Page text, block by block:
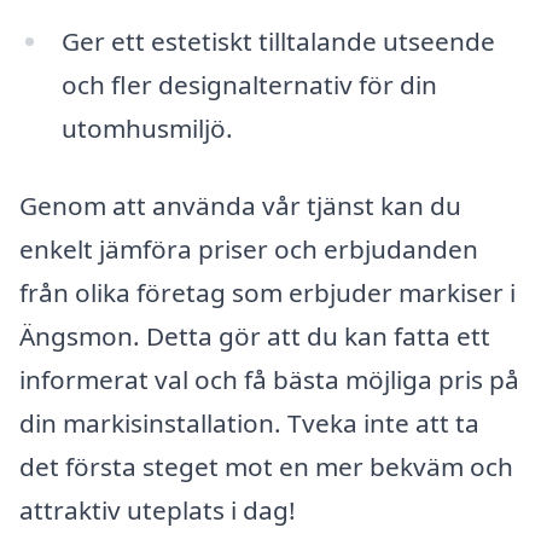
Ger ett estetiskt tilltalande utseende
och fler designalternativ för din
utomhusmiljö.
Genom att använda vår tjänst kan du
enkelt jämföra priser och erbjudanden
från olika företag som erbjuder markiser i
Ängsmon. Detta gör att du kan fatta ett
informerat val och få bästa möjliga pris på
din markisinstallation. Tveka inte att ta
det första steget mot en mer bekväm och
attraktiv uteplats i dag!